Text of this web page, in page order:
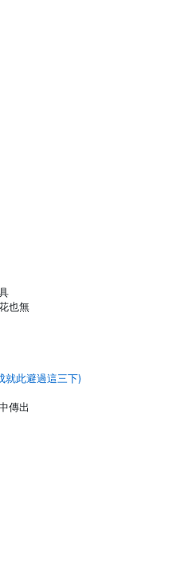
也無
就此避過這三下)
傳出